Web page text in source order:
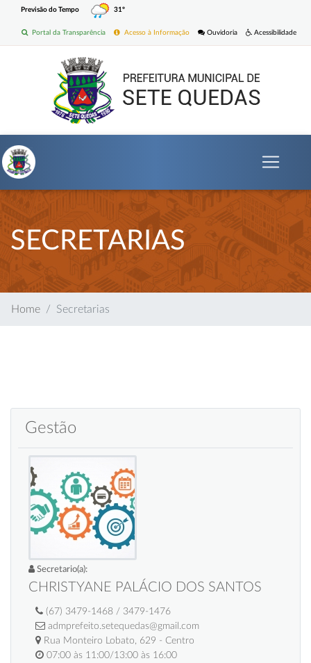
Previsão do Tempo 31º
Acessibilidade
Ouvidoria
Acesso à Informação
Portal da Transparência
SECRETARIAS
Home Secretarias
Gestão
Secretario(a):
CHRISTYANE PALÁCIO DOS SANTOS
(67) 3479-1468 / 3479-1476
admprefeito.setequedas@gmail.com
Rua Monteiro Lobato, 629 - Centro
07:00 às 11:00/13:00 às 16:00